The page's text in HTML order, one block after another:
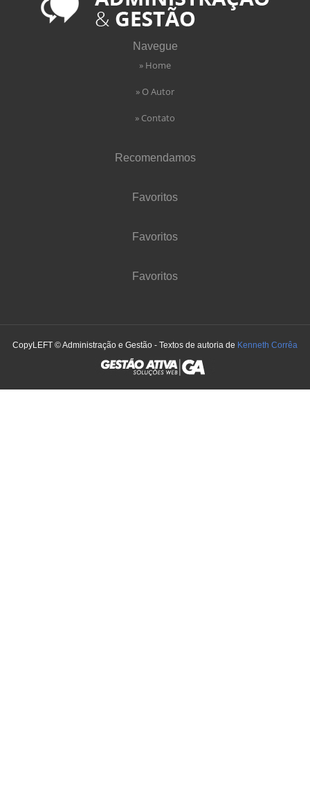
Navegue
» Home
» O Autor
» Contato
Recomendamos
Favoritos
Favoritos
Favoritos
CopyLEFT © Administração e Gestão - Textos de autoria de Kenneth Corrêa